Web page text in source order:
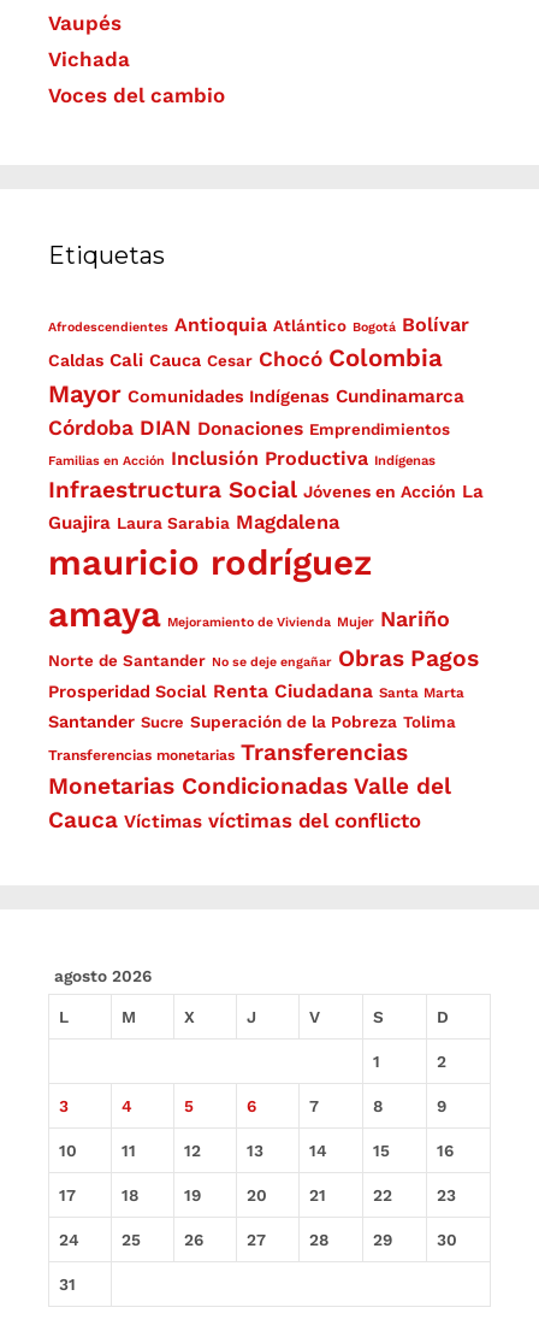
Vaupés
Vichada
Voces del cambio
Etiquetas
Afrodescendientes Antioquia Atlántico Bogotá Bolívar
Caldas Cali Cauca Cesar Chocó Colombia
Mayor Comunidades Indígenas Cundinamarca
Córdoba DIAN Donaciones Emprendimientos
Familias en Acción Inclusión Productiva Indígenas
Infraestructura Social Jóvenes en Acción La
Guajira Laura Sarabia Magdalena
mauricio rodríguez
amaya Mejoramiento de Vivienda Mujer Nariño
Norte de Santander No se deje engañar Obras Pagos
Prosperidad Social Renta Ciudadana Santa Marta
Santander Sucre Superación de la Pobreza Tolima
Transferencias monetarias Transferencias
Monetarias Condicionadas Valle del
Cauca Víctimas víctimas del conflicto
agosto 2026
L M X J V S D
1 2
3 4 5 6 7 8 9
10 11 12 13 14 15 16
17 18 19 20 21 22 23
24 25 26 27 28 29 30
31